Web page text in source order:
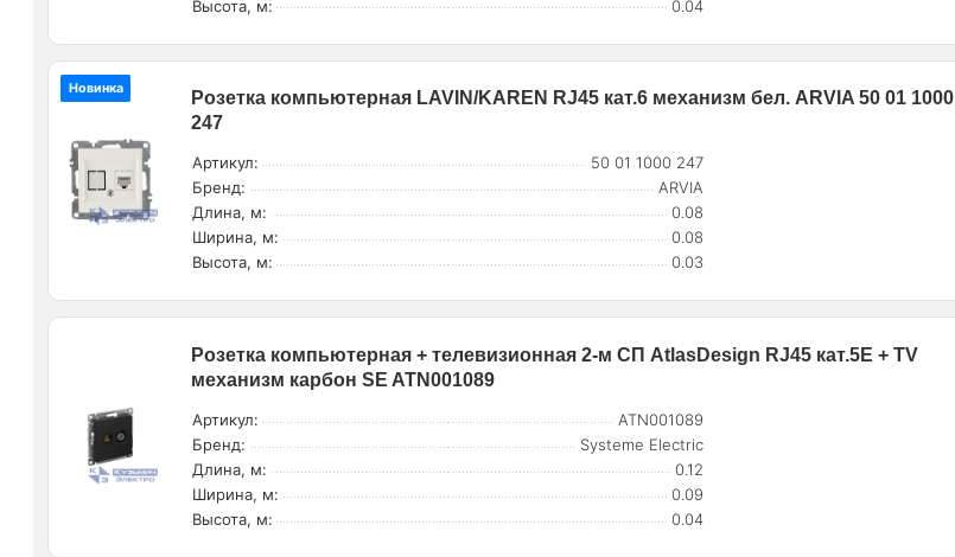
Высота, м:
0.04
Новинка
Розетка компьютерная LAVIN/KAREN RJ45 кат.6 механизм бел. ARVIA 50 01 1000
247
Артикул:
50 01 1000 247
Бренд:
ARVIA
Длина, м:
0.08
Ширина, м:
0.08
Высота, м:
0.03
Розетка компьютерная + телевизионная 2-м СП AtlasDesign RJ45 кат.5E + TV
механизм карбон SE ATN001089
Артикул:
ATN001089
Бренд:
Systeme Electric
Длина, м:
0.12
Ширина, м:
0.09
Высота, м:
0.04